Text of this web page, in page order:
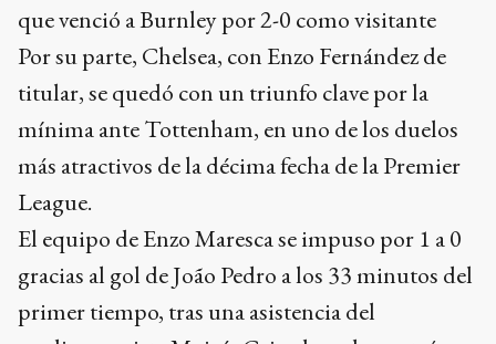
que venció a Burnley por 2-0 como visitante
Por su parte, Chelsea, con Enzo Fernández de
titular, se quedó con un triunfo clave por la
mínima ante Tottenham, en uno de los duelos
más atractivos de la décima fecha de la Premier
League.
El equipo de Enzo Maresca se impuso por 1 a 0
gracias al gol de João Pedro a los 33 minutos del
primer tiempo, tras una asistencia del